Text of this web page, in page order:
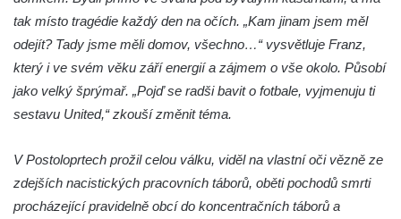
Kenotaf Josefa Fazakaše na hřbitově v
Opočně u Loun
Hrob Josefa Dvořáka na hřbitově v Opočně
u Loun
Hrob Antonína Roflíka na hřbitově v Opočně
Hrob Emanuela Hrabala na hřbitově v
Opočně u Loun
tak místo tragédie každý den na očích. „Kam jinam jsem měl
odejít? Tady jsme měli domov, všechno…“ vysvětluje Franz,
který i ve svém věku září energií a zájmem o vše okolo. Působí
jako velký šprýmař. „Pojď se radši bavit o fotbale, vyjmenuju ti
sestavu United,“ zkouší změnit téma.
V Postoloprtech prožil celou válku, viděl na vlastní oči vězně ze
zdejších nacistických pracovních táborů, oběti pochodů smrti
procházející pravidelně obcí do koncentračních táborů a